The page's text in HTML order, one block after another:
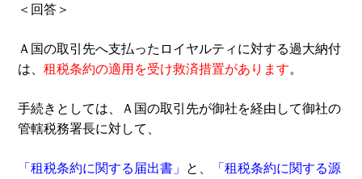
＜回答＞
Ａ国の取引先へ支払ったロイヤルティに対する過大納付
は、租税条約の適用を受け救済措置があります。
手続きとしては、Ａ国の取引先が御社を経由して御社の
管轄税務署長に対して、
「租税条約に関する届出書」 と、
「租税条約に関する源